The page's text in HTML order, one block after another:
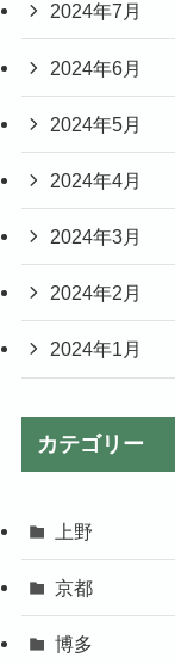
2024年7月
2024年6月
2024年5月
2024年4月
2024年3月
2024年2月
2024年1月
カテゴリー
上野
京都
博多